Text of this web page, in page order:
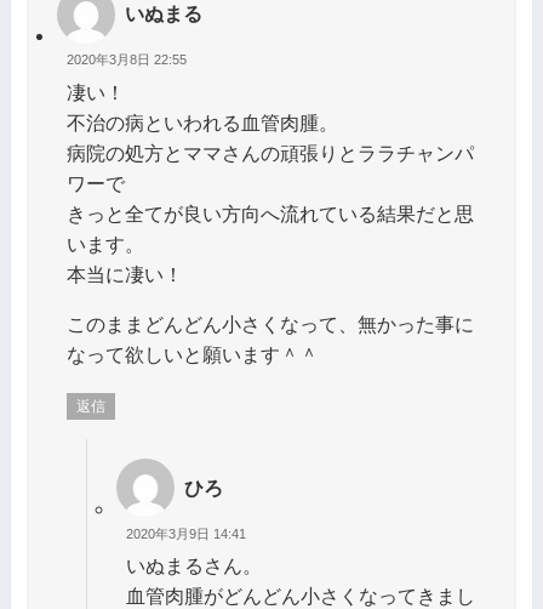
いぬまる
2020年3月8日 22:55
凄い！
不治の病といわれる血管肉腫。
病院の処方とママさんの頑張りとララチャンパ
ワーで
きっと全てが良い方向へ流れている結果だと思
います。
本当に凄い！
このままどんどん小さくなって、無かった事に
なって欲しいと願います＾＾
返信
ひろ
2020年3月9日 14:41
いぬまるさん。
血管肉腫がどんどん小さくなってきまし